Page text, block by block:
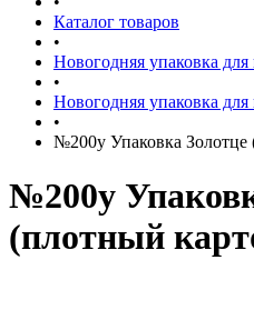
Каталог товаров
•
Новогодняя упаковка
•
Новогодняя упаковка
•
№200у Упаковка Золотце
№200у
(плотный